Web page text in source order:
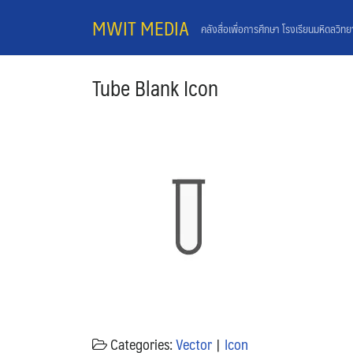
MWIT MEDIA คลังสื่อเพื่อการศึกษา โรงเรียนมหิดลวิ
Tube Blank Icon
Categories:Vector | Icon